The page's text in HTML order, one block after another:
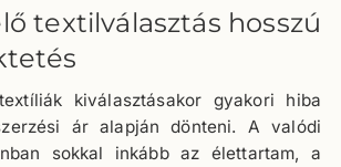
textilválasztás hosszú
kiválasztásakor gyakori hiba
ár alapján dönteni. A valódi
sokkal inkább az élettartam, a